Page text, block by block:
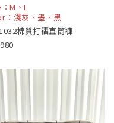
M、L
：淺灰、墨、黑
棉質打褶直筒褲
980